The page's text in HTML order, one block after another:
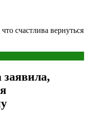
счастлива вернуться